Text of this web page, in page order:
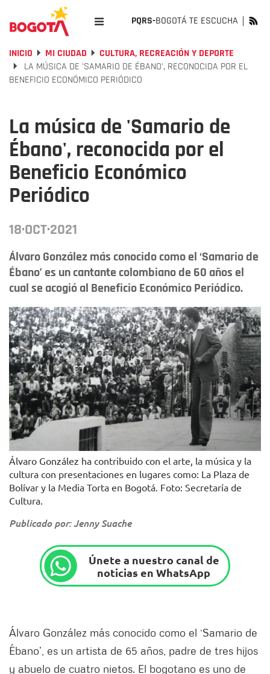
PQRS-BOGOTÁ TE ESCUCHA
INICIO MI CIUDAD
CULTURA, RECREACIÓN Y DEPORTE
LA MÚSICA DE 'SAMARIO DE ÉBANO', RECONOCIDA POR EL
BENEFICIO ECONÓMICO PERIÓDICO
La música de 'Samario de
Ébano', reconocida por el
Beneficio Económico
Periódico
18·OCT·2021
Álvaro González más conocido como el ‘Samario de
Ébano’ es un cantante colombiano de 60 años el
cual se acogió al Beneficio Económico Periódico.
Álvaro González ha contribuido con el arte, la música y la
cultura con presentaciones en lugares como: La Plaza de
Bolívar y la Media Torta en Bogotá. Foto: Secretaría de
Cultura.
Publicado por: Jenny Suache
Únete a nuestro canal de
noticias en WhatsApp
Álvaro González más conocido como el ‘Samario de
Ébano’, es un artista de 65 años, padre de tres hijos
y abuelo de cuatro nietos. El bogotano es uno de